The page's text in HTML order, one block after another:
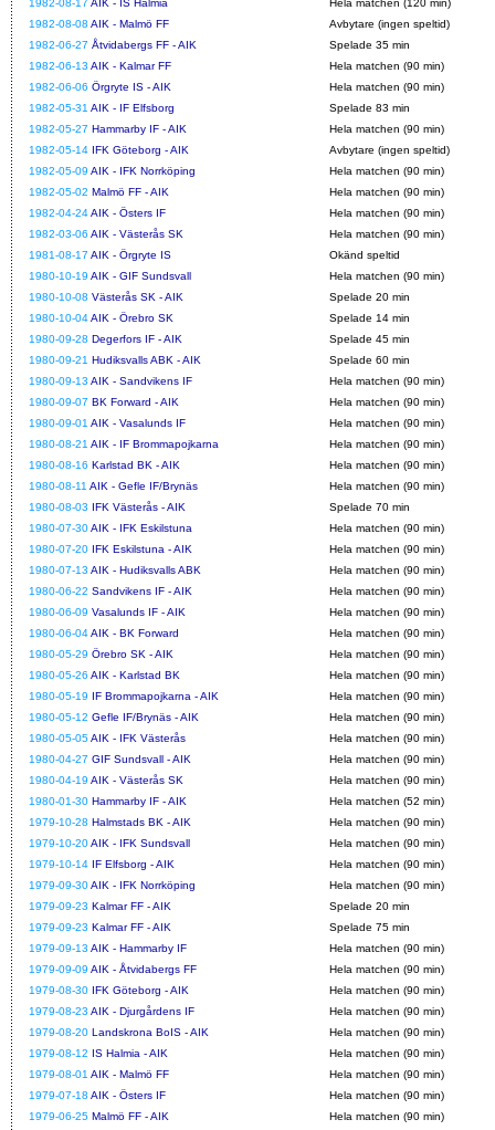
1982-08-17 AIK - IS Halmia
Hela matchen (120 min)
1982-08-08 AIK - Malmö FF
Avbytare (ingen speltid)
1982-06-27 Åtvidabergs FF - AIK
Spelade 35 min
1982-06-13 AIK - Kalmar FF
Hela matchen (90 min)
1982-06-06 Örgryte IS - AIK
Hela matchen (90 min)
1982-05-31 AIK - IF Elfsborg
Spelade 83 min
1982-05-27 Hammarby IF - AIK
Hela matchen (90 min)
1982-05-14 IFK Göteborg - AIK
Avbytare (ingen speltid)
1982-05-09 AIK - IFK Norrköping
Hela matchen (90 min)
1982-05-02 Malmö FF - AIK
Hela matchen (90 min)
1982-04-24AIK - Östers IF
Hela matchen (90 min)
1982-03-06 AIK - Västerås SK
Hela matchen (90 min)
1981-08-17 AIK - Örgryte IS
Okänd speltid
1980-10-19 AIK - GIF Sundsvall
Hela matchen (90 min)
1980-10-08 Västerås SK - AIK
Spelade 20 min
1980-10-04AIK - Örebro SK
Spelade 14 min
1980-09-28 Degerfors IF - AIK
Spelade 45 min
1980-09-21 Hudiksvalls ABK - AIK
Spelade 60 min
1980-09-13 AIK - Sandvikens IF
Hela matchen (90 min)
1980-09-07 BK Forward - AIK
Hela matchen (90 min)
1980-09-01 AIK - Vasalunds IF
Hela matchen (90 min)
1980-08-21 AIK - IF Brommapojkarna
Hela matchen (90 min)
1980-08-16 Karlstad BK - AIK
Hela matchen (90 min)
1980-08-11 AIK - Gefle IF/Brynäs
Hela matchen (90 min)
1980-08-03 IFK Västerås - AIK
Spelade 70 min
1980-07-30AIK - IFK Eskilstuna
Hela matchen (90 min)
1980-07-20 IFK Eskilstuna - AIK
Hela matchen (90 min)
1980-07-13 AIK - Hudiksvalls ABK
Hela matchen (90 min)
1980-06-22 Sandvikens IF - AIK
Hela matchen (90 min)
1980-06-09 Vasalunds IF - AIK
Hela matchen (90 min)
1980-06-04AIK - BK Forward
Hela matchen (90 min)
1980-05-29 Örebro SK - AIK
Hela matchen (90 min)
1980-05-26 AIK - Karlstad BK
Hela matchen (90 min)
1980-05-19 IF Brommapojkarna - AIK
Hela matchen (90 min)
1980-05-12 Gefle IF/Brynäs - AIK
Hela matchen (90 min)
1980-05-05AIK - IFK Västerås
Hela matchen (90 min)
1980-04-27 GIF Sundsvall - AIK
Hela matchen (90 min)
1980-04-19 AIK - Västerås SK
Hela matchen (90 min)
1980-01-30 Hammarby IF - AIK
Hela matchen (52 min)
1979-10-28 Halmstads BK - AIK
Hela matchen (90 min)
1979-10-20AIK - IFK Sundsvall
Hela matchen (90 min)
1979-10-14 IF Elfsborg - AIK
Hela matchen (90 min)
1979-09-30AIK - IFK Norrköping
Hela matchen (90 min)
1979-09-23 Kalmar FF - AIK
Spelade 20 min
1979-09-23 Kalmar FF - AIK
Spelade 75 min
1979-09-13 AIK - Hammarby IF
Hela matchen (90 min)
1979-09-09 AIK - Åtvidabergs FF
Hela matchen (90 min)
1979-08-30 IFK Göteborg - AIK
Hela matchen (90 min)
1979-08-23 AIK - Djurgårdens IF
Hela matchen (90 min)
1979-08-20 Landskrona BoIS - AIK
Hela matchen (90 min)
1979-08-12 IS Halmia - AIK
Hela matchen (90 min)
1979-08-01 AIK - Malmö FF
Hela matchen (90 min)
1979-07-18 AIK - Östers IF
Hela matchen (90 min)
1979-06-25 Malmö FF - AIK
Hela matchen (90 min)